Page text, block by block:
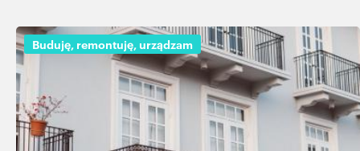
Buduję, remontuję, urządzam